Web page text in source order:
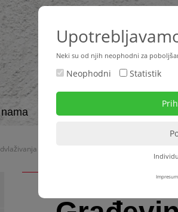
Aktualno
+ odvodnjavanja
Neki su od njih neophodni za
Neophodni Statistik
Impresum